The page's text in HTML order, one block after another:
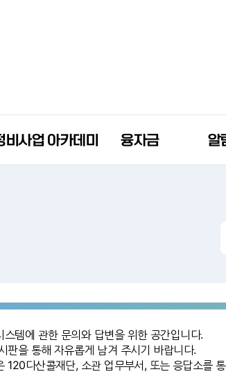
비사업 아카데미 융자금 알
템에 관한 문의와 답변을 위한 공간입니다.
판을 통해 자유롭게 남겨 주시기 바랍니다.
120다산콜재단, 소관 업무부서, 또는 응답소를